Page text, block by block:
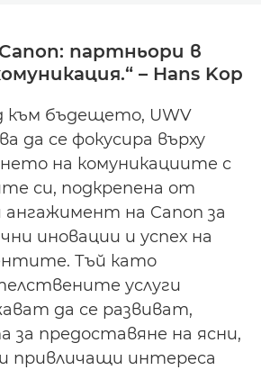
партньори в
– Hans Kop
към бъдещето, UWV
да се фокусира върху
на комуникациите с
си, подкрепена от
на Canon за
иновации и успех на
Тъй като
услуги
да се развиват,
за предоставяне на ясни,
привличащи интереса